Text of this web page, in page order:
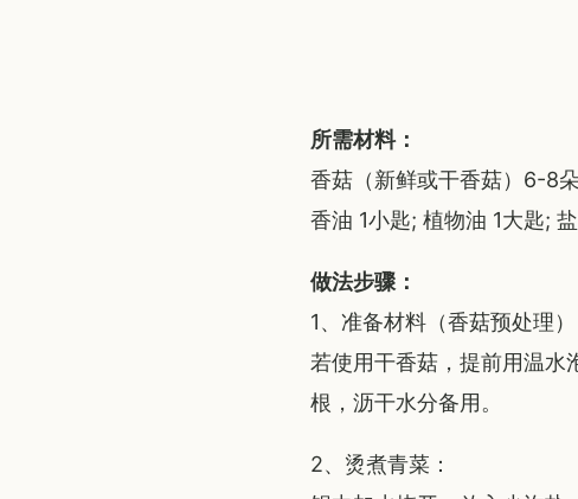
所需材料：
香菇（新鲜或干香菇）6-8
香油 1小匙; 植物油 1大匙;
做法步骤：
1、准备材料（香菇预处理）
若使用干香菇，提前用温水
根，沥干水分备用。
2、烫煮青菜：